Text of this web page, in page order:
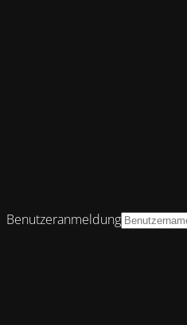
Benutzeranmeldung